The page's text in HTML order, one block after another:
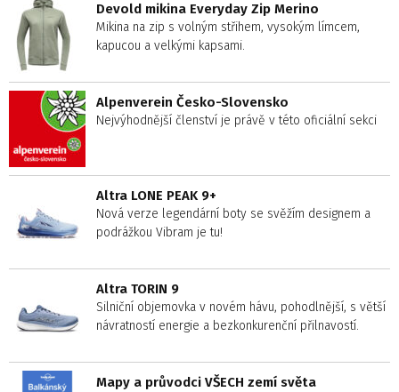
Devold mikina Everyday Zip Merino
Mikina na zip s volným střihem, vysokým límcem,
kapucou a velkými kapsami.
Alpenverein Česko-Slovensko
Nejvýhodnější členství je právě v této oficiální sekci
Altra LONE PEAK 9+
Nová verze legendární boty se svěžím designem a
podrážkou Vibram je tu!
Altra TORIN 9
Silniční objemovka v novém hávu, pohodlnější, s větší
návratností energie a bezkonkurenční přilnavostí.
Mapy a průvodci VŠECH zemí světa